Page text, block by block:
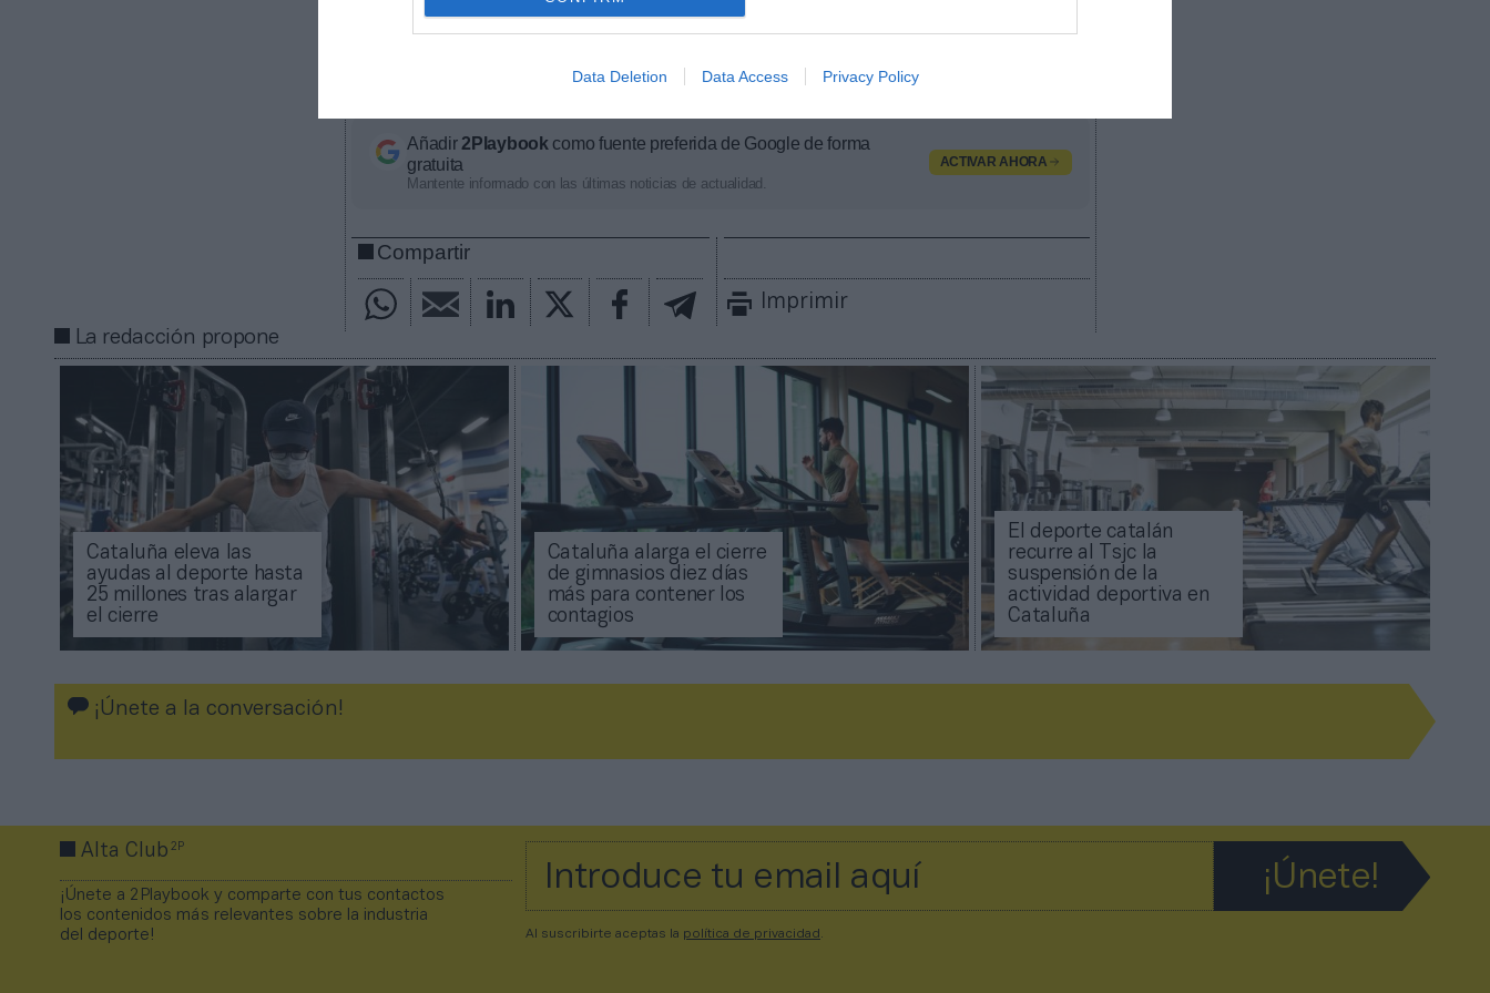
Data Deletion Data Access Privacy Policy
Se estima queel deporte catalán aporta un 2,1% del PIB de la región, con
una facturación agregada de 5.000 millones de euros. En total, este sector
genera 80.000 puestos de trabajo.
Añadir2Playbook como fuente preferida de Google de forma
gratuita
Mantente informado con las últimas noticias de actualidad.
ACTIVAR AHORA
Compartir
Imprimir
La redacción propone
Cataluña eleva las
ayudas al deporte hasta
25 millones tras alargar
el cierre
Cataluña alarga el cierre
de gimnasios diez días
más para contener los
contagios
El deporte catalán
recurre al Tsjc la
suspensión de la
actividad deportiva en
Cataluña
¡Únete a la conversación!
Alta Club2P
¡Únete a 2Playbook y comparte con tus contactos
los contenidos más relevantes sobre la industria
del deporte!
Al suscribirte aceptas la política de privacidad